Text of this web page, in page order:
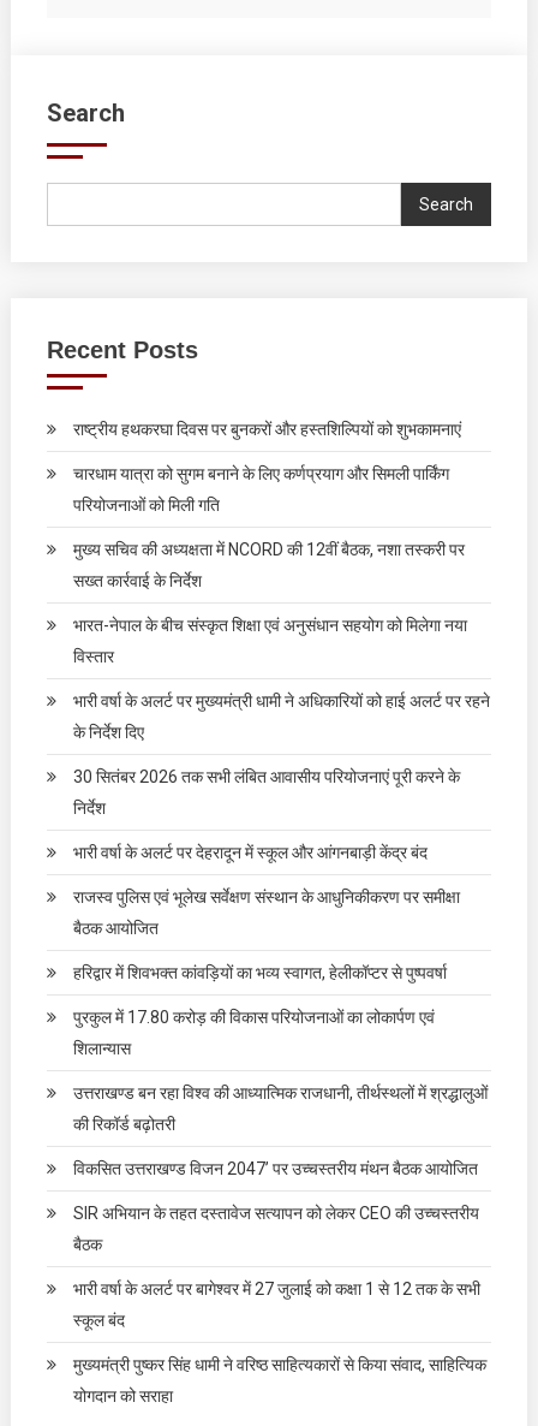
Search
Search
Recent Posts
राष्ट्रीय हथकरघा दिवस पर बुनकरों और हस्तशिल्पियों को शुभकामनाएं
चारधाम यात्रा को सुगम बनाने के लिए कर्णप्रयाग और सिमली पार्किंग
परियोजनाओं को मिली गति
मुख्य सचिव की अध्यक्षता में NCORD की 12वीं बैठक, नशा तस्करी पर
सख्त कार्रवाई के निर्देश
भारत-नेपाल के बीच संस्कृत शिक्षा एवं अनुसंधान सहयोग को मिलेगा नया
विस्तार
भारी वर्षा के अलर्ट पर मुख्यमंत्री धामी ने अधिकारियों को हाई अलर्ट पर रहने
के निर्देश दिए
30 सितंबर 2026 तक सभी लंबित आवासीय परियोजनाएं पूरी करने के
निर्देश
भारी वर्षा के अलर्ट पर देहरादून में स्कूल और आंगनबाड़ी केंद्र बंद
राजस्व पुलिस एवं भूलेख सर्वेक्षण संस्थान के आधुनिकीकरण पर समीक्षा
बैठक आयोजित
हरिद्वार में शिवभक्त कांवड़ियों का भव्य स्वागत, हेलीकॉप्टर से पुष्पवर्षा
पुरकुल में 17.80 करोड़ की विकास परियोजनाओं का लोकार्पण एवं
शिलान्यास
उत्तराखण्ड बन रहा विश्व की आध्यात्मिक राजधानी, तीर्थस्थलों में श्रद्धालुओं
की रिकॉर्ड बढ़ोतरी
विकसित उत्तराखण्ड विजन 2047’ पर उच्चस्तरीय मंथन बैठक आयोजित
SIR अभियान के तहत दस्तावेज सत्यापन को लेकर CEO की उच्चस्तरीय
बैठक
भारी वर्षा के अलर्ट पर बागेश्वर में 27 जुलाई को कक्षा 1 से 12 तक के सभी
स्कूल बंद
मुख्यमंत्री पुष्कर सिंह धामी ने वरिष्ठ साहित्यकारों से किया संवाद, साहित्यिक
योगदान को सराहा